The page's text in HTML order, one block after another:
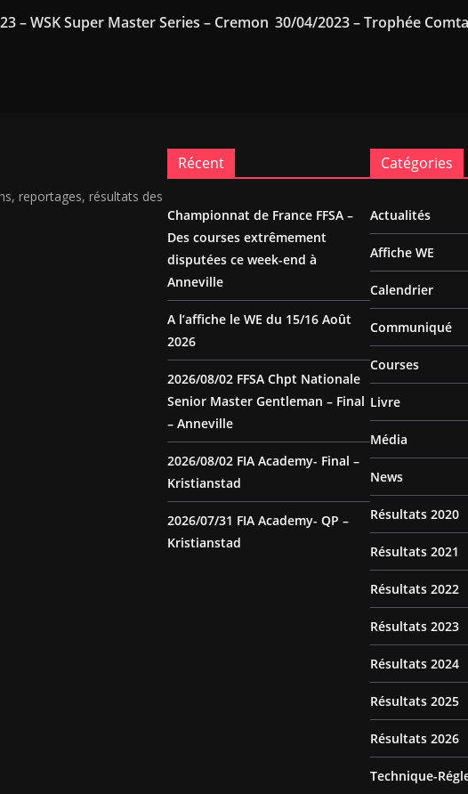
– WSK Super Master Series – Cremon 30/04/2023 – Trophée
reportages, résultats des
Récent
Championnat de France FFSA –
Des courses extrêmement
disputées ce week-end à
Anneville
A l’affiche le WE du 15/16 Août
2026
2026/08/02 FFSA Chpt Nationale
Senior Master Gentleman – Final
– Anneville
2026/08/02 FIA Academy- Final –
Kristianstad
2026/07/31 FIA Academy- QP –
Kristianstad
Catégories
Actualités
Affiche WE
Calendrier
Communiqué
Courses
Livre
Média
News
Résultats 2020
Résultats 2021
Résultats 2022
Résultats 2023
Résultats 2024
Résultats 2025
Résultats 2026
Technique-